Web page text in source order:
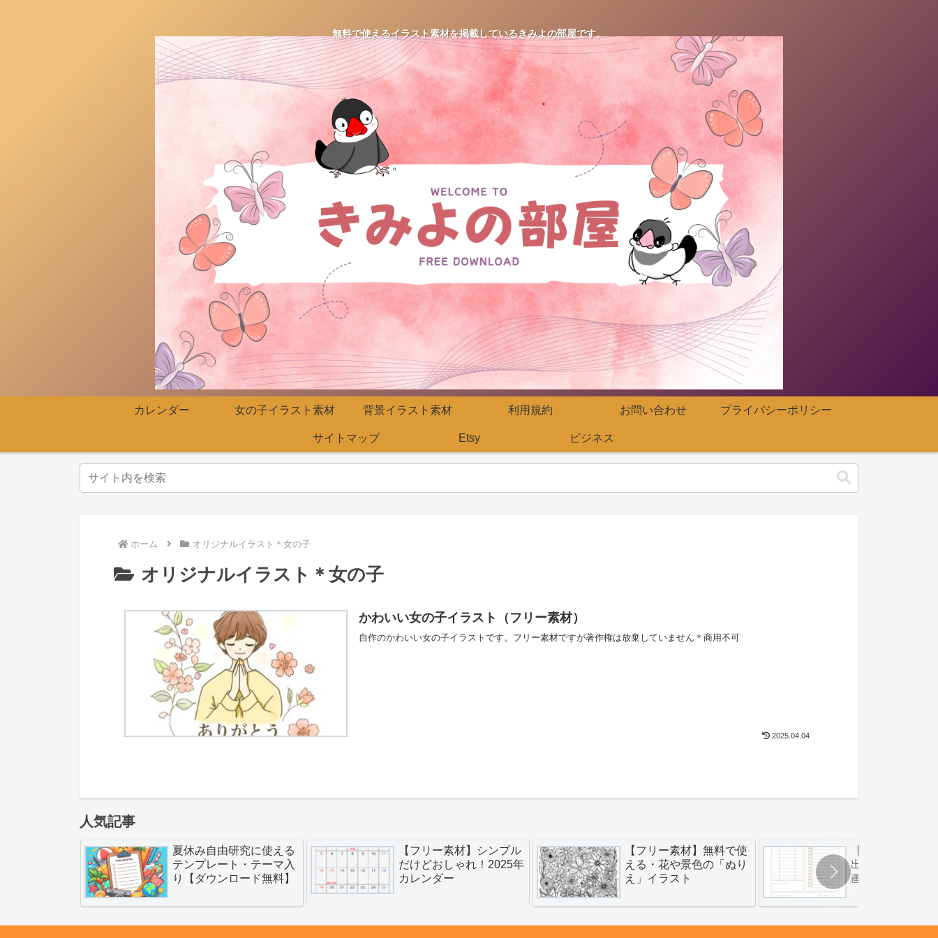
無料で使えるイラスト素材を掲載しているきみよの部屋です。
カレンダー 女の子イラスト素材 背景イラスト素材 利用規約 お問い合わせ プライバシーポリシー
サイトマップ Etsy ビジネス
ホーム オリジナルイラスト＊女の子
オリジナルイラスト＊女の子
かわいい女の子イラスト（フリー素材）
自作のかわいい女の子イラストです。フリー素材ですが著作権は放棄していません＊商用不可
2025.04.04
人気記事
夏休み自由研究に使える
テンプレート・テーマ入
り【ダウンロード無料】
【フリー素材】シンプル
だけどおしゃれ！2025年
カレンダー
【フリー素材】無料で使
える・花や景色の「ぬり
え」イラスト
出をつくろう！
画表